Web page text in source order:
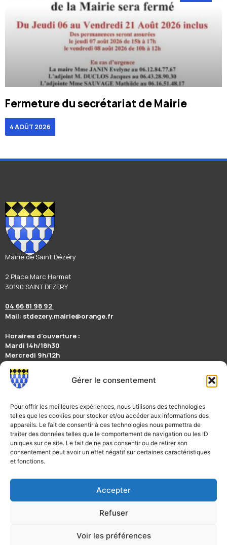
Gérer le consentement
Pour offrir les meilleures expériences, nous utilisons des technologies
telles que les cookies pour stocker et/ou accéder aux informations des
appareils. Le fait de consentir à ces technologies nous permettra de
traiter des données telles que le comportement de navigation ou les ID
uniques sur ce site. Le fait de ne pas consentir ou de retirer son
consentement peut avoir un effet négatif sur certaines caractéristiques
et fonctions.
Accepter
Refuser
Voir les préférences
Fermeture du secrétariat de Mairie
4 AOÛT 2026
Mairie de Saint Dézéry
2 Place Marc Hermet
30190 SAINT DEZERY
04 66 81 98 92
Mail: stdezery.mairie@orange.fr
Horaires d’ouverture :
Mardi 14h/18h30
Mercredi 9h/12h
Vendredi 9h/12h
Restez informés en téléchargeant l’appli mobile illiwap
Nous contacter